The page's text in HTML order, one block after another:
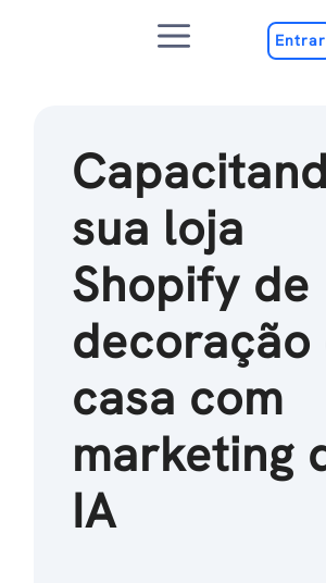
MenuEntrar
sua loja
Shopify de
decoração
casa com
marketing
IA